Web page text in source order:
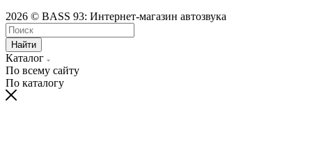
2026 © BASS 93: Интернет-магазин автозвука
Найти
Каталог
По всему сайту
По каталогу